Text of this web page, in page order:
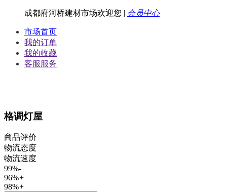
成都府河桥建材市场欢迎您 | 会员中心
市场首页
我的订单
我的收藏
客服服务
格调灯屋
商品评价
物流态度
物流速度
99%-
96%+
98%+